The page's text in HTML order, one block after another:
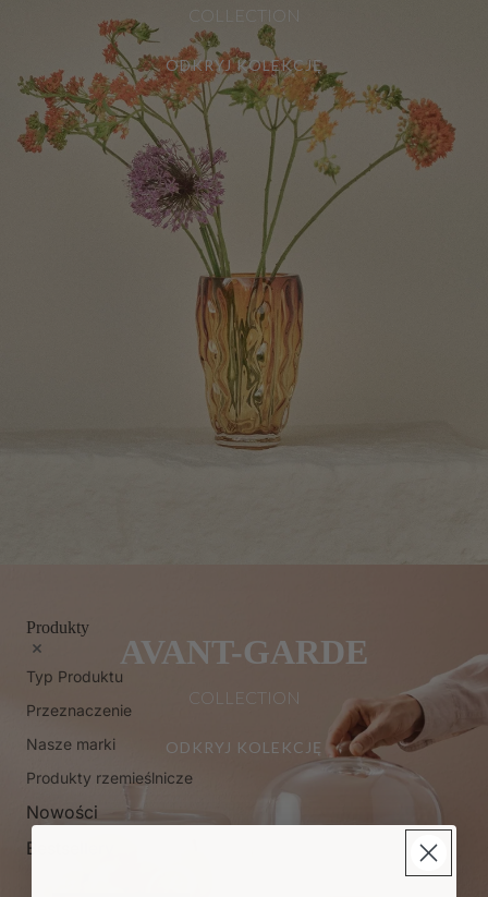
Produkty
Typ Produktu
Przeznaczenie
Nasze marki
Produkty rzemieślnicze
Nowości
Bestsellery
COLLECTION
ODKRYJ KOLEKCJĘ
AVANT-GARDE
COLLECTION
ODKRYJ KOLEKCJĘ